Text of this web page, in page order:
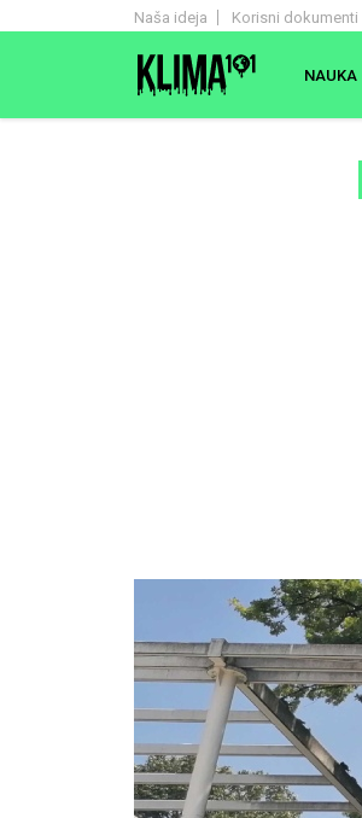
Naša ideja Korisni dokumenti
NAUKA